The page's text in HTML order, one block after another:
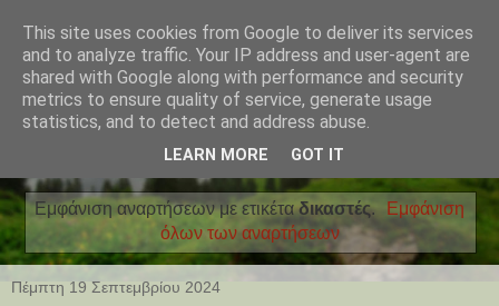
Εμφάνιση αναρτήσεων με ετικέταδικαστές.
Εμφάνιση
όλων των αναρτήσεων
Πέμπτη 19 Σεπτεμβρίου 2024
This site uses cookies from Google to deliver its services
and to analyze traffic. Your IP address and user-agent are
shared with Google along with performance and security
metrics to ensure quality of service, generate usage
statistics, and to detect and address abuse.
LEARN MORE GOT IT